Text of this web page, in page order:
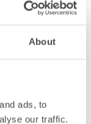
About
ads, to
our traffic.